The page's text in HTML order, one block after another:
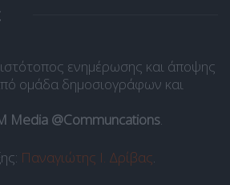
ενημέρωσης και άποψης
ομάδα δημοσιογράφων και
Media @Communcations.
Παναγιώτης Ι. Δρίβας.